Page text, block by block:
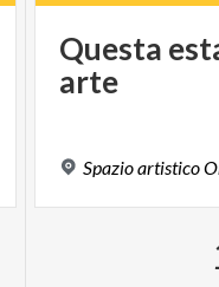
Questa
arte
Spazioartistico